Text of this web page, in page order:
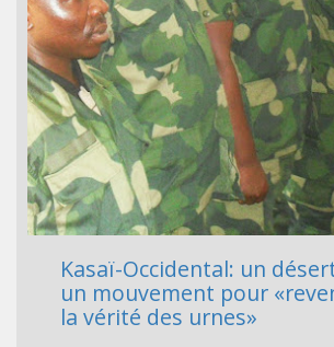
Kasaï-Occidental: un
un mouvement pour
la vérité des urnes»